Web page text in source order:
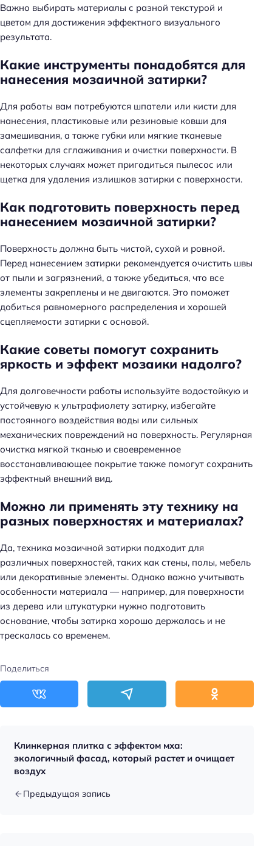
Важно выбирать материалы с разной текстурой и
цветом для достижения эффектного визуального
результата.
Какие инструменты понадобятся для
нанесения мозаичной затирки?
Для работы вам потребуются шпатели или кисти для
нанесения, пластиковые или резиновые ковши для
замешивания, а также губки или мягкие тканевые
салфетки для сглаживания и очистки поверхности. В
некоторых случаях может пригодиться пылесос или
щетка для удаления излишков затирки с поверхности.
Как подготовить поверхность перед
нанесением мозаичной затирки?
Поверхность должна быть чистой, сухой и ровной.
Перед нанесением затирки рекомендуется очистить швы
от пыли и загрязнений, а также убедиться, что все
элементы закреплены и не двигаются. Это поможет
добиться равномерного распределения и хорошей
сцепляемости затирки с основой.
Какие советы помогут сохранить
яркость и эффект мозаики надолго?
Для долговечности работы используйте водостойкую и
устойчевую к ультрафиолету затирку, избегайте
постоянного воздействия воды или сильных
механических повреждений на поверхность. Регулярная
очистка мягкой тканью и своевременное
восстанавливающее покрытие также помогут сохранить
эффектный внешний вид.
Можно ли применять эту технику на
разных поверхностях и материалах?
Да, техника мозаичной затирки подходит для
различных поверхностей, таких как стены, полы, мебель
или декоративные элементы. Однако важно учитывать
особенности материала — например, для поверхности
из дерева или штукатурки нужно подготовить
основание, чтобы затирка хорошо держалась и не
трескалась со временем.
Поделиться
Клинкерная плитка с эффектом мха:
экологичный фасад, который растет и очищает
воздух
Предыдущая запись